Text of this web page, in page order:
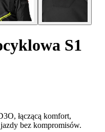
S1
łączącą komfort,
bez kompromisów.